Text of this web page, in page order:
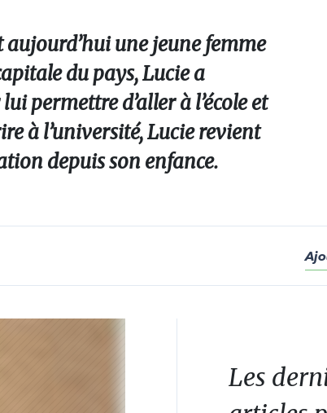
aujourd’hui une jeune femme
du pays, Lucie a
permettre d’aller à l’école et
à l’université, Lucie revient
depuis son enfance.
Les